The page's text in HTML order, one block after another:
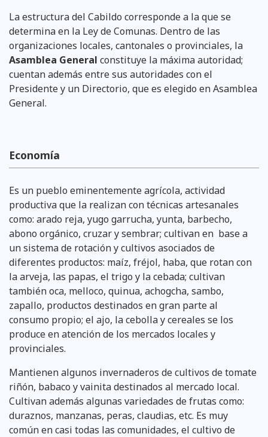
La estructura del Cabildo corresponde a la que se
determina en la Ley de Comunas. Dentro de las
organizaciones locales, cantonales o provinciales, la
Asamblea General constituye la máxima autoridad;
cuentan además entre sus autoridades con el
Presidente y un Directorio, que es elegido en Asamblea
General.
Economía
Es un pueblo eminentemente agrícola, actividad
productiva que la realizan con técnicas artesa­nales
como: arado reja, yugo garrucha, yunta, barbecho,
abono orgánico, cruzar y sembrar; cul­tivan en base a
un sistema de rotación y cultivos asociados de
diferentes productos: maíz, fré­jol, haba, que rotan con
la arveja, las papas, el trigo y la cebada; cultivan
también oca, mello­co, quinua, achogcha, sambo,
zapallo, productos destinados en gran parte al
consumo propio; el ajo, la cebolla y cereales se los
produce en atención de los mercados locales y
provinciales.
Mantienen algunos invernaderos de cultivos de tomate
riñón, babaco y vainita destinados al mer­cado local.
Cultivan además algunas variedades de frutas como:
duraznos, manzanas, peras, claudias, etc. Es muy
común en casi todas las comunidades, el cultivo de